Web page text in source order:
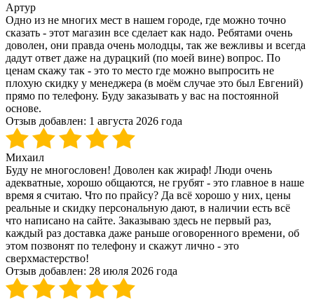
Артур
Одно из не многих мест в нашем городе, где можно точно
сказать - этот магазин все сделает как надо. Ребятами очень
доволен, они правда очень молодцы, так же вежливы и всегда
дадут ответ даже на дурацкий (по моей вине) вопрос. По
ценам скажу так - это то место где можно выпросить не
плохую скидку у менеджера (в моём случае это был Евгений)
прямо по телефону. Буду заказывать у вас на постоянной
основе.
Отзыв добавлен: 1 августа 2026 года
Михаил
Буду не многословен! Доволен как жираф! Люди очень
адекватные, хорошо общаются, не грубят - это главное в наше
время я считаю. Что по прайсу? Да всё хорошо у них, цены
реальные и скидку персональную дают, в наличии есть всё
что написано на сайте. Заказываю здесь не первый раз,
каждый раз доставка даже раньше оговоренного времени, об
этом позвонят по телефону и скажут лично - это
сверхмастерство!
Отзыв добавлен: 28 июля 2026 года